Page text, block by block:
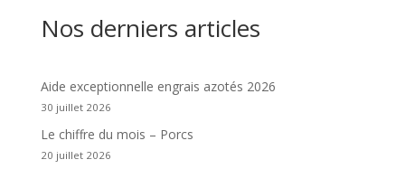
Nos derniers articles
Aide exceptionnelle engrais azotés 2026
30 juillet 2026
Le chiffre du mois – Porcs
20 juillet 2026